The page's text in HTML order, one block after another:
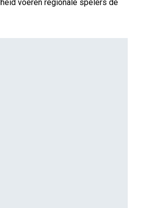
voeren regionale spelers de